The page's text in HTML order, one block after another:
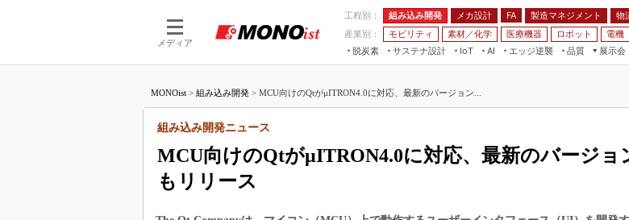
メディア
工程別： 組み込み開発 メカ設計 FA 製造マネジメント 物
産業別：
モビリティ 素材／化学 医療機器 ロボット 電機
脱炭素
サステナ設計
IoT
つながる工場
AI
AI×設備保全
エッジ逆襲 品質
展示会
JIMTOF
IIFES
つながるクルマ
VR／ARFA
MONOist > 組み込み開発 > MCU向けのQtがμITRON4.0に対応、最新のバージョン...
MCU向けのQtがμITRON4.0に対応、最新のバージョ
もリリース
組み込み開発ニュース